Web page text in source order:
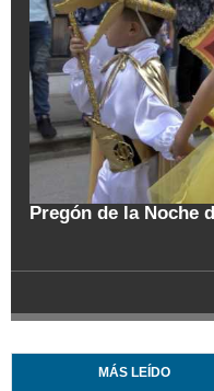
al Ecoparque Los
MÁS LEÍDO